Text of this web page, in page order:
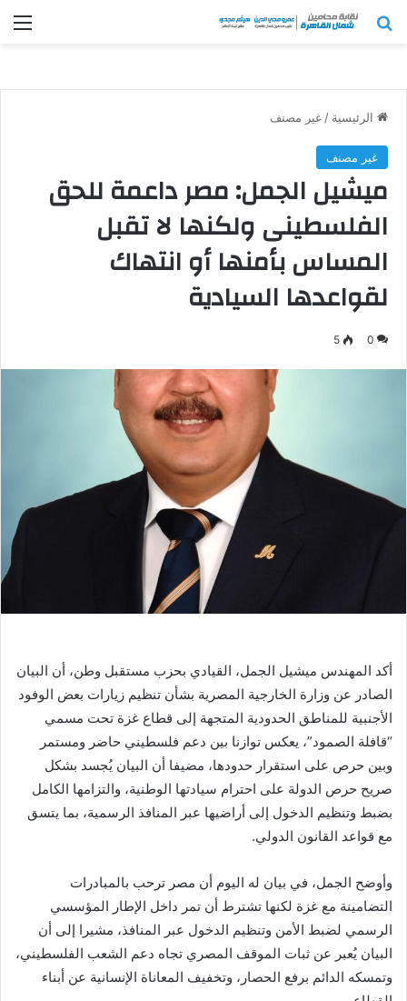
بحث عن
الرئيسية / غير مصنف
غير مصنف
ميشيل الجمل: مصر داعمة للحق
الفلسطينى ولكنها لا تقبل
المساس بأمنها أو انتهاك
لقواعدها السيادية
0
5
أكد المهندس ميشيل الجمل، القيادي بحزب مستقبل وطن، أن البيان
الصادر عن وزارة الخارجية المصرية بشأن تنظيم زيارات بعض الوفود
الأجنبية للمناطق الحدودية المتجهة إلى قطاع غزة تحت مسمي
“قافلة الصمود”، يعكس توازنا بين دعم فلسطيني حاضر ومستمر
وبين حرص على استقرار حدودها، مضيفا أن البيان يُجسد بشكل
صريح حرص الدولة على احترام سيادتها الوطنية، والتزامها الكامل
بضبط وتنظيم الدخول إلى أراضيها عبر المنافذ الرسمية، بما يتسق
مع قواعد القانون الدولي.
وأوضح الجمل، في بيان له اليوم أن مصر ترحب بالمبادرات
التضامينة مع غزة لكنها تشترط أن تمر داخل الإطار المؤسسي
الرسمي لضبط الأمن وتنظيم الدخول عبر المنافذ، مشيرا إلى أن
البيان يُعبر عن ثبات الموقف المصري تجاه دعم الشعب الفلسطيني،
وتمسكه الدائم برفع الحصار، وتخفيف المعاناة الإنسانية عن أبناء